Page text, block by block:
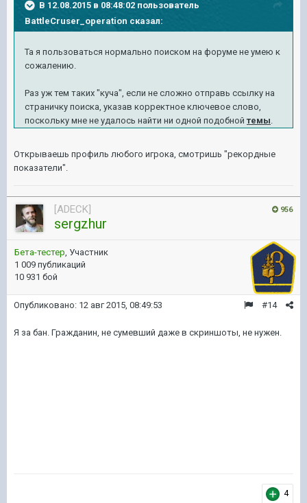
В 12.08.2015 в 08:48:02 пользователь
BattleCruser_operation сказал:
Та я пользоваться нормально поиском на форуме не умею к
сожалению.
Раз уж тем таких "куча", если не сложно отправь ссылку на
страничку поиска, указав корректное ключевое слово,
поскольку мне не удалось найти ни одной подобнойтемы
Открываешь профиль любого игрока, смотришь "рекордные
показатели".
956
[ADECK]
sergzhur
Бета-тестер , Участник
1 009 публикаций
10 931 бой
#14
Опубликовано: 12 авг 2015, 08:49:53
Я за бан. Гражданин, не сумевший даже в скриншоты, не нужен.
4